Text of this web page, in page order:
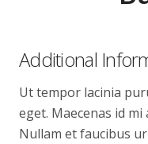
Additional
Ut tempor lacinia
eget. Maecenas id
Nullam et faucibus